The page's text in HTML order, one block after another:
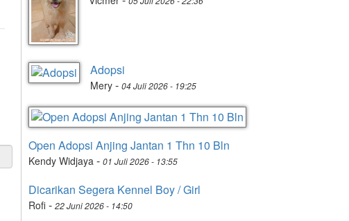
Adopsi
Mery - 04 Juli 2026 - 19:25
Open Adopsi Anjing Jantan 1 Thn 10 Bln
Kendy Widjaya - 01 Juli 2026 - 13:55
Dicarikan Segera Kennel Boy / Girl
Rofi - 22 Juni 2026 - 14:50